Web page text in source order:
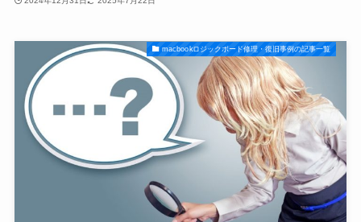
macbookロジックボード修理・復旧事例の記事一覧